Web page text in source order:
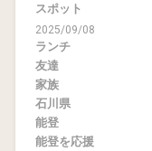
スポット
2025/09/08
ランチ
友達
家族
石川県
能登
能登を応援